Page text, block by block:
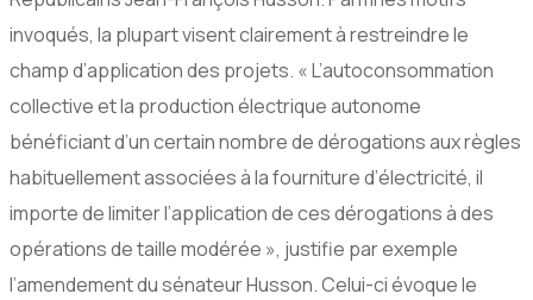
invoqués, la plupart visent clairement à restreindre le
champ d’application des projets. « L’autoconsommation
collective et la production électrique autonome
bénéficiant d’un certain nombre de dérogations aux règles
habituellement associées à la fourniture d’électricité, il
importe de limiter l’application de ces dérogations à des
opérations de taille modérée », justifie par exemple
l’amendement du sénateur Husson. Celui-ci évoque le